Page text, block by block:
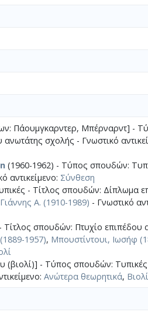
Πάουμγκαρντερ, Μπέρναρντ] -
σχολής - Γνωστικό
(1960-1962) - Τύπος σπουδών:
αντικείμενο: Σύνθεση
- Τίτλος σπουδών: Δίπλωμα
Α. (1910-1989) - Γνωστικό
σπουδών: Πτυχίο επιπέδου
1957), Μπουστίντουι, Ιωσήφ
(βιολί)] - Τύπος σπουδών:
Ανώτερα θεωρητικά, Βιολί